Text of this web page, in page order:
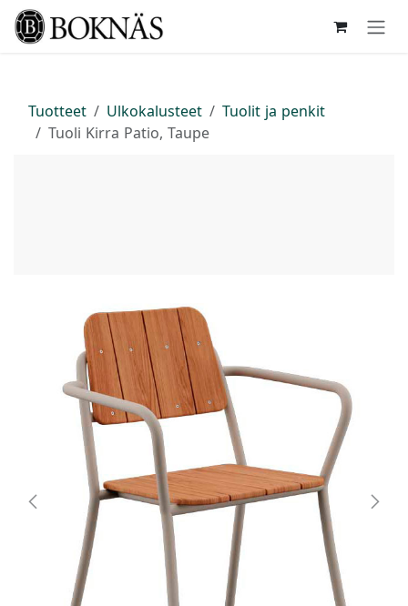
Siirry sisältöön
Tuotteet Ulkokalusteet
Tuolit ja penkit
Tuoli Kirra Patio, Taupe